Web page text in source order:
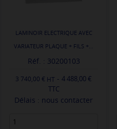
LAMINOIR ELECTRIQUE AVEC
VARIATEUR PLAQUE + FILS +...
Réf. : 30200103
3 740,00 € - 4 488,00 €
TTC
Délais : nous contacter